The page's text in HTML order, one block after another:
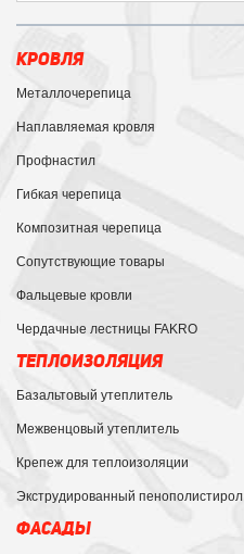
КРОВЛЯ
Металлочерепица
Наплавляемая кровля
Профнастил
Гибкая черепица
Композитная черепица
Сопутствующие товары
Фальцевые кровли
Чердачные лестницы FAKRO
ТЕПЛОИЗОЛЯЦИЯ
Базальтовый утеплитель
Межвенцовый утеплитель
Крепеж для теплоизоляции
Экструдированный пенополистирол
ФАСАДЫ